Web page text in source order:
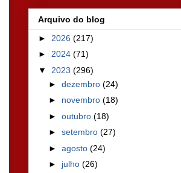
Arquivo do blog
► 2026 (217)
► 2024 (71)
▼ 2023 (296)
► dezembro (24)
► novembro (18)
► outubro (18)
► setembro (27)
► agosto (24)
► julho (26)